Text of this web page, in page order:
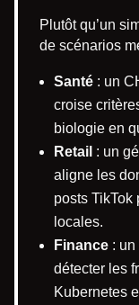
Plutôt qu’un
de scénarios
Santé : un
croise
biologie en
Retail : un
aligne les
posts TikTok
locales.
Finance :
détecter les
Kubernetes